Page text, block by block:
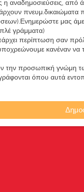
η αναδημοσιεύσεις,
πνευμ.δικαιώματα
μας
γράμματα)
περίπτωση σαν
κανέναν να
την προσωπική γνώμη
όπου αυτά